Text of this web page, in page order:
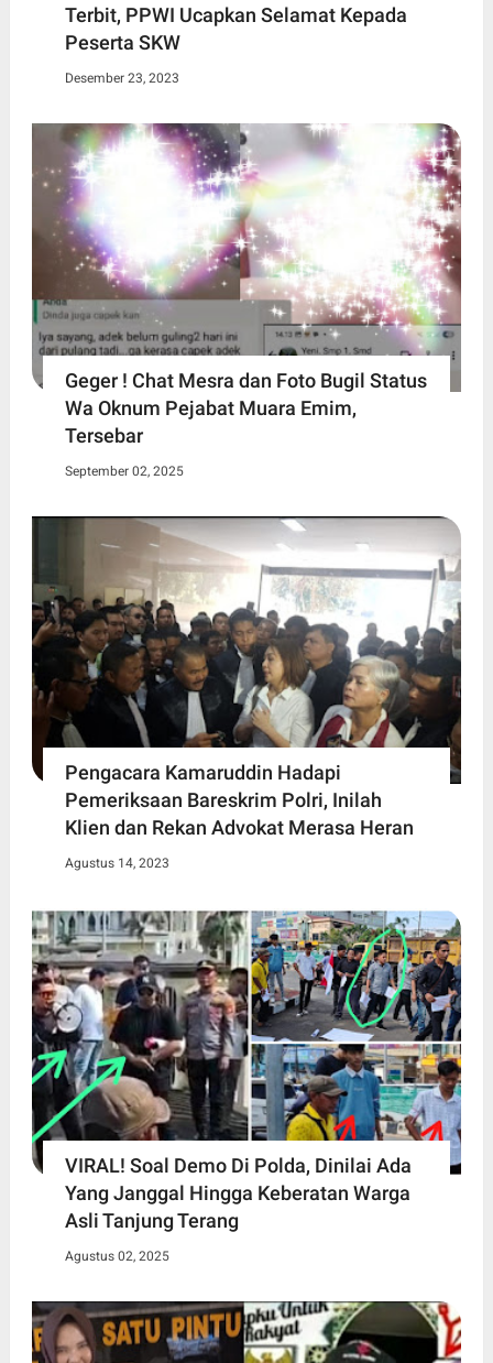
Terbit, PPWI Ucapkan Selamat Kepada
Peserta SKW
Desember 23, 2023
Geger ! Chat Mesra dan Foto Bugil Status
Wa Oknum Pejabat Muara Emim,
Tersebar
September 02, 2025
Pengacara Kamaruddin Hadapi
Pemeriksaan Bareskrim Polri, Inilah
Klien dan Rekan Advokat Merasa Heran
Agustus 14, 2023
VIRAL! Soal Demo Di Polda, Dinilai Ada
Yang Janggal Hingga Keberatan Warga
Asli Tanjung Terang
Agustus 02, 2025